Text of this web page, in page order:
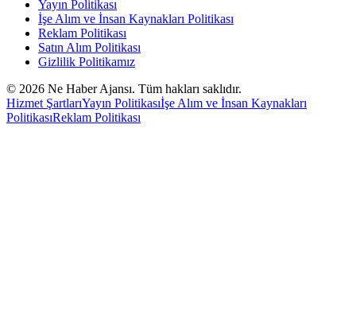
Yayın Politikası
İşe Alım ve İnsan Kaynakları Politikası
Reklam Politikası
Satın Alım Politikası
Gizlilik Politikamız
© 2026 Ne Haber Ajansı. Tüm hakları saklıdır.
Hizmet ŞartlarıYayın Politikasıİşe Alım ve İnsan Kaynakları
PolitikasıReklam Politikası